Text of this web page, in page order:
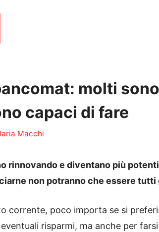
molti
capaci di fare
Macchi
rinnovando e diventano più
non potranno che essere tutti
corrente, poco importa se si
risparmi, ma anche per